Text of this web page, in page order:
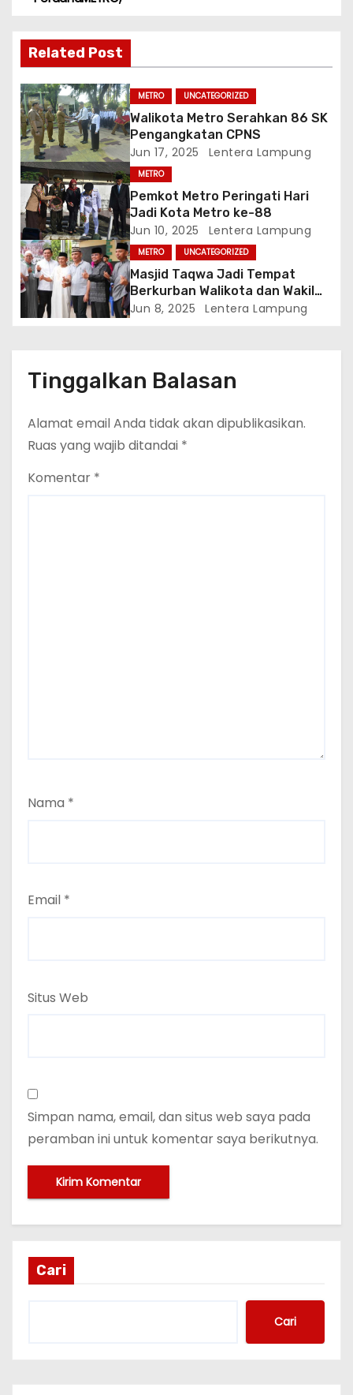
i
g
a
s
i
p
o
s
Related Post
METRO UNCATEGORIZED
Walikota Metro Serahkan 86 SK
Pengangkatan CPNS
Jun 17, 2025 Lentera Lampung
METRO
Pemkot Metro Peringati Hari
Jadi Kota Metro ke-88
Jun 10, 2025 Lentera Lampung
METRO UNCATEGORIZED
Masjid Taqwa Jadi Tempat
Berkurban Walikota dan Wakil
Walikota Metro
Jun 8, 2025 Lentera Lampung
Tinggalkan Balasan
Alamat email Anda tidak akan dipublikasikan.
Ruas yang wajib ditandai *
Komentar *
Nama *
Email *
Situs Web
Simpan nama, email, dan situs web saya pada
peramban ini untuk komentar saya berikutnya.
Cari
Cari